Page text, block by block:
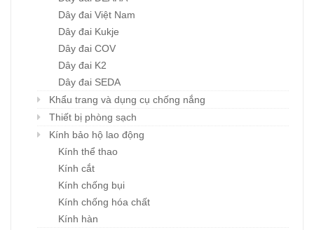
Dây đai Việt Nam
Dây đai Kukje
Dây đai COV
Dây đai K2
Dây đai SEDA
Khẩu trang và dụng cụ chống nắng
Thiết bị phòng sạch
Kính bảo hộ lao động
Kính thể thao
Kính cắt
Kính chống bụi
Kính chống hóa chất
Kính hàn